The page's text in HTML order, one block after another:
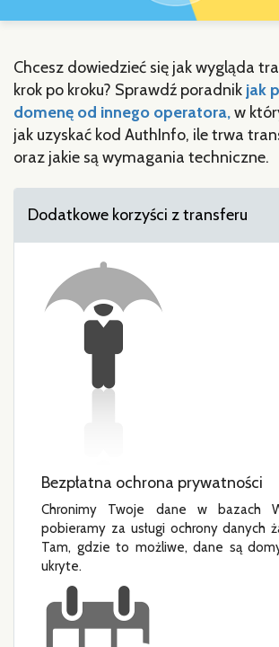
Chcesz dowiedzieć się jak wygląda
krok po kroku? Sprawdź poradnik jak
domenę od innego operatora,w
jak uzyskać kod AuthInfo, ile trwa
oraz jakie są wymagania techniczne.
Dodatkowe korzyści z transferu
Bezpłatna ochrona prywatności
Chronimy Twoje dane w bazach
pobieramy za usługi ochrony danych
Tam, gdzie to możliwe, dane są
ukryte.